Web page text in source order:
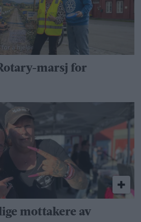
marsj for
mottakere av